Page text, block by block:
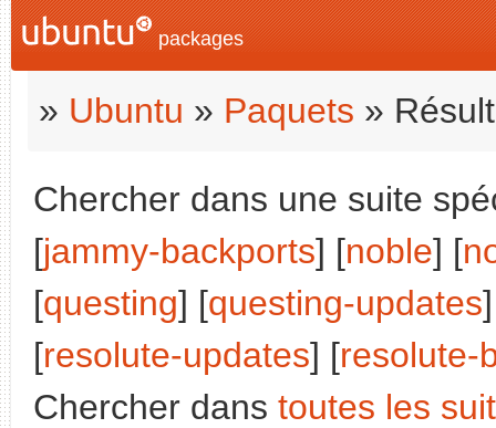
packages
» Ubuntu » Paquets »
Chercher dans une suite
[jammy-backports] [noble] [
[questing] [questing-updates
[resolute-updates] [resolute-
Chercher dans toutes les